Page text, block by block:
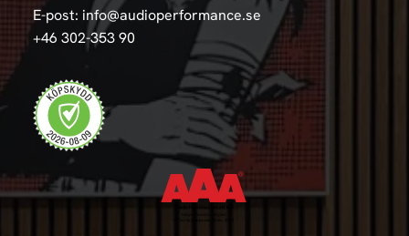
E-post: info@audioperformance.se
+46 302-353 90